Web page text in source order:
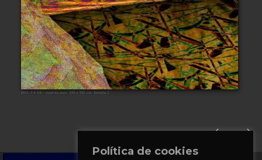
Política de cookies